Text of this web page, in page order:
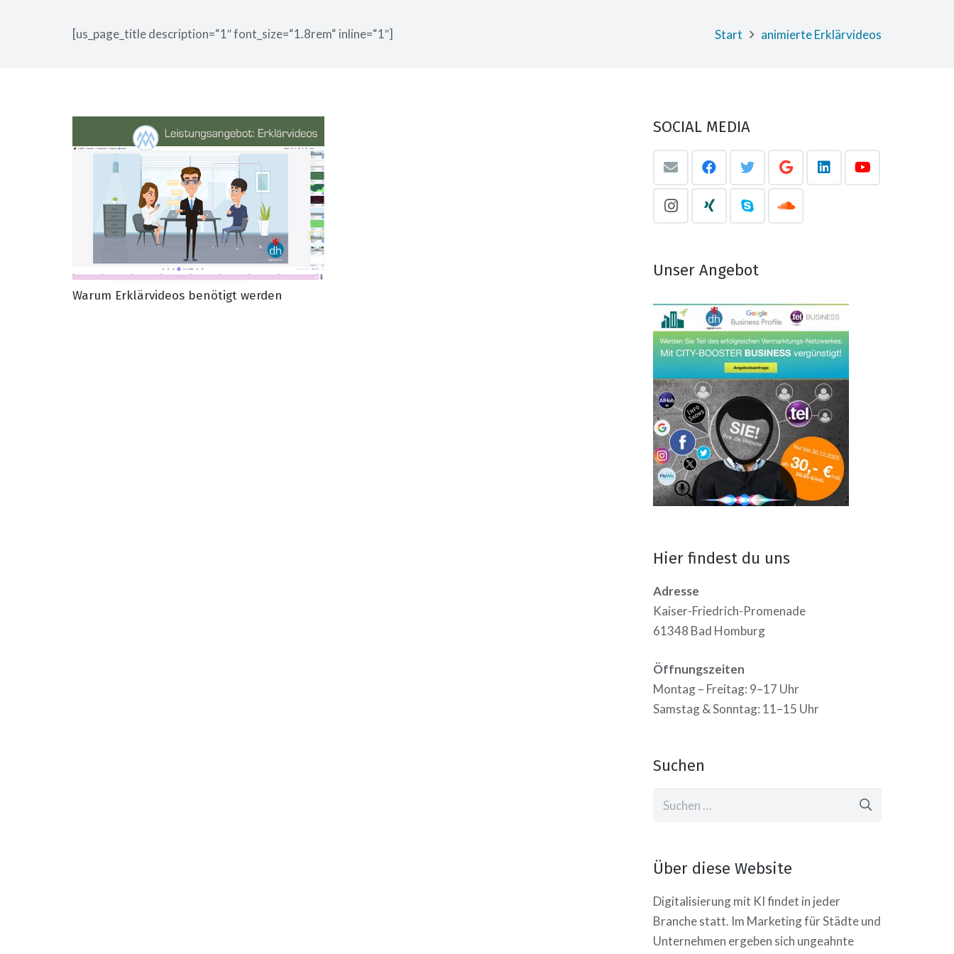
[us_page_title description=“1″ font_size=“1.8rem“ inline=“1″] Start animierte Erklärvideos
Warum Erklärvideos benötigt werden
SOCIAL MEDIA
Unser Angebot
Hier findest du uns
Adresse
Kaiser-Friedrich-Promenade
61348 Bad Homburg
Öffnungszeiten
Montag – Freitag: 9–17 Uhr
Samstag & Sonntag: 11–15 Uhr
Suchen
Suchen
Über diese Website
Digitalisierung mit KI findet in jeder
Branche statt. Im Marketing für Städte und
Unternehmen ergeben sich ungeahnte